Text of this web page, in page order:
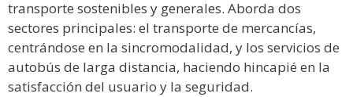
transporte sostenibles y generales. Aborda dos
sectores principales: el transporte de mercancías,
centrándose en la sincromodalidad, y los servicios de
autobús de larga distancia, haciendo hincapié en la
satisfacción del usuario y la seguridad.